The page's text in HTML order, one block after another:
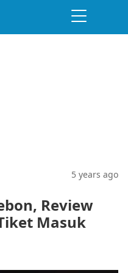
5 years ago
Review
Masuk